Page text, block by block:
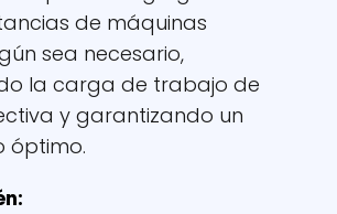
de máquinas
sea necesario,
la carga de trabajo de
y garantizando un
óptimo.